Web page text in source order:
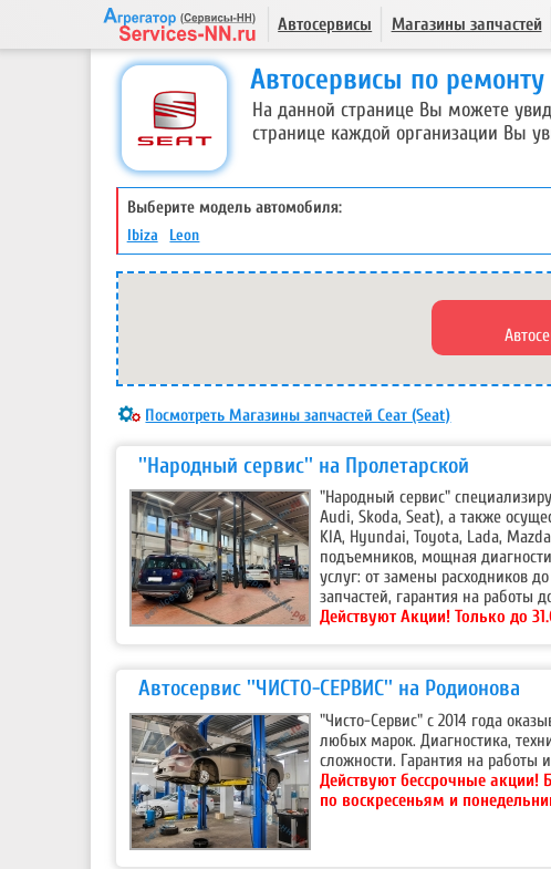
Автосервисы Магазины запчастей
Автосервисы по
На данной странице Вы можете
странице каждой организации Вы
''Народный сервис'' на Пролетарской
"Народный сервис"
Audi, Skoda, Seat), а также
KIA, Hyundai, Toyota, Lada,
подъемников, мощная
услуг: от замены расходников
запчастей, гарантия на работы
Действуют Акции!Только до
Автосервис ''ЧИСТО-СЕРВИС'' на Родионова
"Чисто-Сервис" с 2014 года
любых марок. Диагностика,
сложности. Гарантия на работы
Действуют бессрочные акции!
по воскресеньям и
Выберите модель автомобиля:
Ibiza Leon
Посмотреть Магазины запчастей Сеат (Seat)